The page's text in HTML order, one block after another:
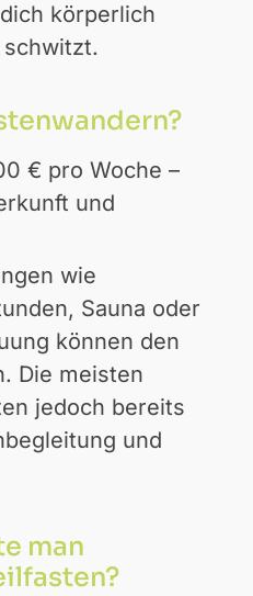
körperlich
€ pro Woche –
und
wie
Sauna oder
können den
Die meisten
jedoch bereits
und
man